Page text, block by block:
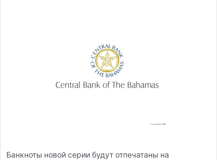
Банкноты новой серии будут отпечатаны на